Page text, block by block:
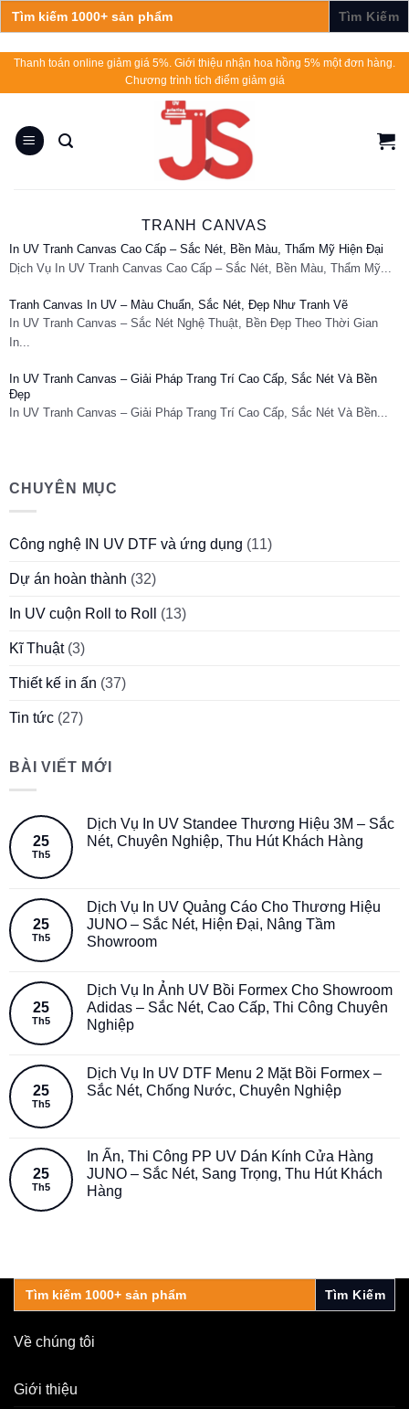
Search
for:
Skip
Thanh toán online giảm giá 5%. Giới thiệu nhận hoa hồng 5% một đơn hàng.
Chương trình tích điểm giảm giá
TRANH CANVAS
In UV Tranh Canvas Cao Cấp – Sắc Nét, Bền Màu, Thẩm Mỹ Hiện Đại
Dịch Vụ In UV Tranh Canvas Cao Cấp – Sắc Nét, Bền Màu, Thẩm Mỹ...
Tranh Canvas In UV – Màu Chuẩn, Sắc Nét, Đẹp Như Tranh Vẽ
In UV Tranh Canvas – Sắc Nét Nghệ Thuật, Bền Đẹp Theo Thời Gian
In...
In UV Tranh Canvas – Giải Pháp Trang Trí Cao Cấp, Sắc Nét Và Bền
Đẹp
In UV Tranh Canvas – Giải Pháp Trang Trí Cao Cấp, Sắc Nét Và Bền...
CHUYÊN MỤC
Công nghệ IN UV DTF và ứng dụng (11)
Dự án hoàn thành (32)
In UV cuộn Roll to Roll (13)
Kĩ Thuật(3)
Thiết kế in ấn (37)
Tin tức (27)
BÀI VIẾT MỚI
25
Th5
Dịch Vụ In UV Standee Thương Hiệu 3M – Sắc
Nét, Chuyên Nghiệp, Thu Hút Khách Hàng
25
Th5
Dịch Vụ In UV Quảng Cáo Cho Thương Hiệu
JUNO – Sắc Nét, Hiện Đại, Nâng Tầm
Showroom
25
Th5
Dịch Vụ In Ảnh UV Bồi Formex Cho Showroom
Adidas – Sắc Nét, Cao Cấp, Thi Công Chuyên
Nghiệp
25
Th5
Dịch Vụ In UV DTF Menu 2 Mặt Bồi Formex –
Sắc Nét, Chống Nước, Chuyên Nghiệp
25
Th5
In Ấn, Thi Công PP UV Dán Kính Cửa Hàng
JUNO – Sắc Nét, Sang Trọng, Thu Hút Khách
Hàng
Search
for:
Về chúng tôi
Giới thiệu